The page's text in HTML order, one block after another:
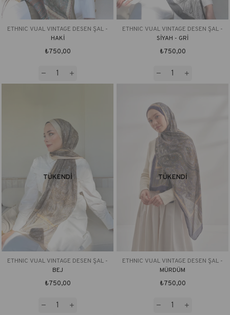
ETHNIC VUAL VINTAGE DESEN ŞAL -
HAKİ
₺750,00
ETHNIC VUAL VINTAGE DESEN ŞAL -
SİYAH - GRİ
₺750,00
TÜKENDI
ETHNIC VUAL VINTAGE DESEN ŞAL -
BEJ
₺750,00
TÜKENDI
ETHNIC VUAL VINTAGE DESEN ŞAL -
MÜRDÜM
₺750,00